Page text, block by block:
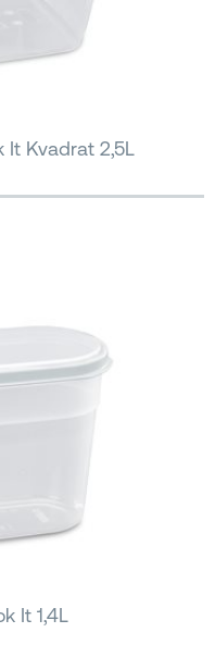
Kvadrat 2,5L
It 1,4L